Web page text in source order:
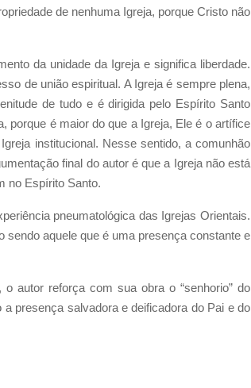
de nenhuma Igreja, porque Cristo não
da unidade da Igreja e significa liberdade.
de união espiritual. A Igreja é sempre plena,
de tudo e é dirigida pelo Espírito Santo
porque é maior do que a Igreja, Ele é o artífice
institucional. Nesse sentido, a comunhão
final do autor é que a Igreja não está
no Espírito Santo.
pneumatológica das Igrejas Orientais.
aquele que é uma presença constante e
autor reforça com sua obra o “senhorio” do
presença salvadora e deificadora do Pai e do